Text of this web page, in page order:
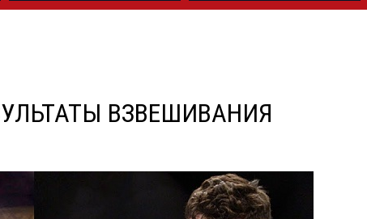
ВЗВЕШИВАНИЯ